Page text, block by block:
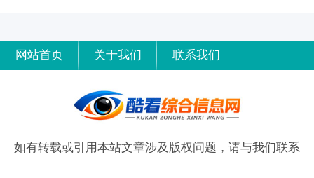
网站首页 关于我们 联系我们
如有转载或引用本站文章涉及版权问题，请与我们联系